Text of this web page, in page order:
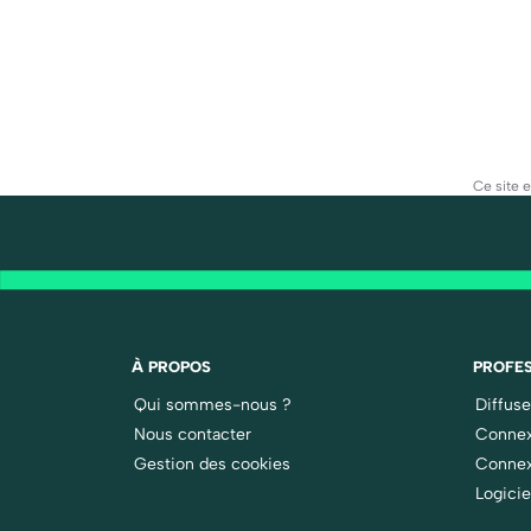
Ce site
À PROPOS
Qui sommes-nous ?
Nous contacter
Gestion des cookies